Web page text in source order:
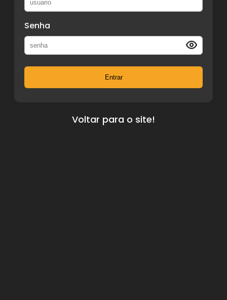
Senha
Entrar
Voltar para o site!